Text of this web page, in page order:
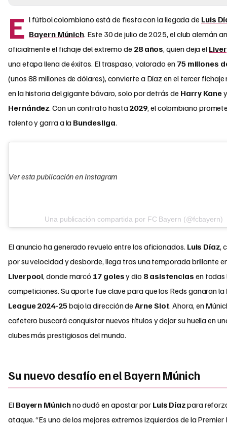
E l fútbol colombiano está de fiesta con la llegada de Luis
Bayern Múnich. Este 30 de julio de 2025, el club alemán
oficialmente el fichaje del extremo de 28 años, quien deja el
una etapa llena de éxitos. El traspaso, valorado en 75 millones
(unos 88 millones de dólares), convierte a Díaz en el tercer
en la historia del gigante bávaro, solo por detrás de Harry Kane
Hernández. Con un contrato hasta2029, el colombiano
talento y garra a la Bundesliga.
Ver esta publicación en Instagram
Una publicación compartida por FC Bayern (@fcbayern)
El anuncio ha generado revuelo entre los aficionados. Luis Díaz,
por su velocidad y desborde, llega tras una temporada brillante
Liverpool, donde marcó 17 golesy dio 8 asistencias en todas
competiciones. Su aporte fue clave para que los Reds ganaran la
League 2024-25bajo la dirección deArne Slot. Ahora, en
cafetero buscará conquistar nuevos títulos y dejar su huella en
clubes más prestigiosos del mundo.
Su nuevo desafío en el Bayern Múnich
El Bayern Múnichno dudó en apostar por Luis Díazpara
ataque. “Es uno de los mejores extremos izquierdos de la Premier